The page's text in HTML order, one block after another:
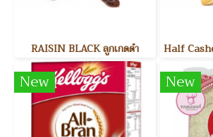
RAISIN BLACK ลูกเกดดำ
New New